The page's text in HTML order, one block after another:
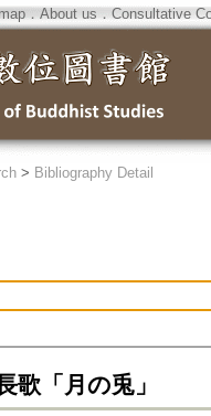
．About us ． Consultative
> Bibliography Detail
歌「月の兎」